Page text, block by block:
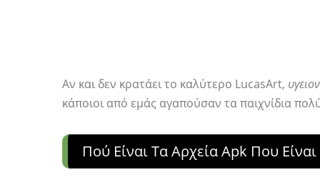
Αν και δεν κρατάει το καλύτερο LucasArt,
κάποιοι από εμάς αγαπούσαν τα παιχνίδια
Πού Είναι Τα Αρχεία Apk Που